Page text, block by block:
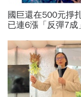
國巨還在500元掙
已連6漲「反彈7成
還有5成空間